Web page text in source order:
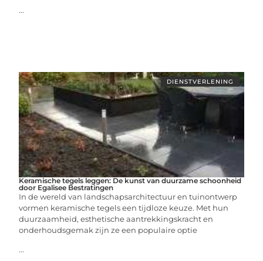
...
DIENSTVERLENING
Keramische tegels leggen: De kunst van duurzame schoonheid
door Egalisee Bestratingen
In de wereld van landschapsarchitectuur en tuinontwerp
vormen keramische tegels een tijdloze keuze. Met hun
duurzaamheid, esthetische aantrekkingskracht en
onderhoudsgemak zijn ze een populaire optie
...